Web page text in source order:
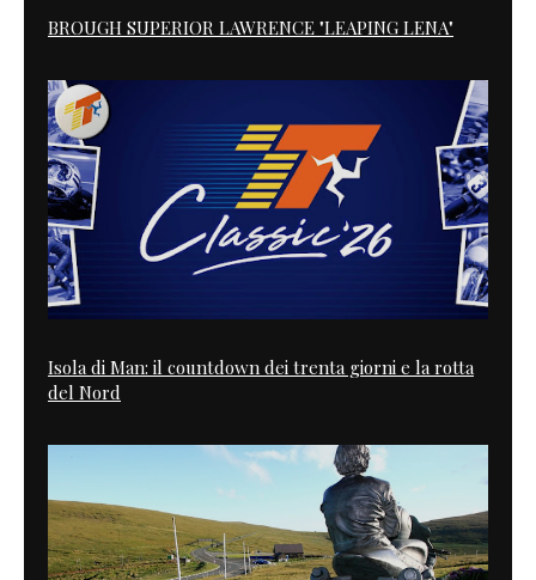
BROUGH SUPERIOR LAWRENCE "LEAPING LENA"
Isola di Man: il countdown dei trenta giorni e la rotta
del Nord